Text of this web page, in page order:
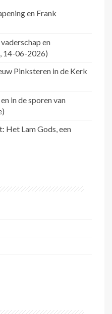
en Frank
vaderschap en
14-06-2026)
Pinksteren in de Kerk
in de sporen van
Het Lam Gods, een